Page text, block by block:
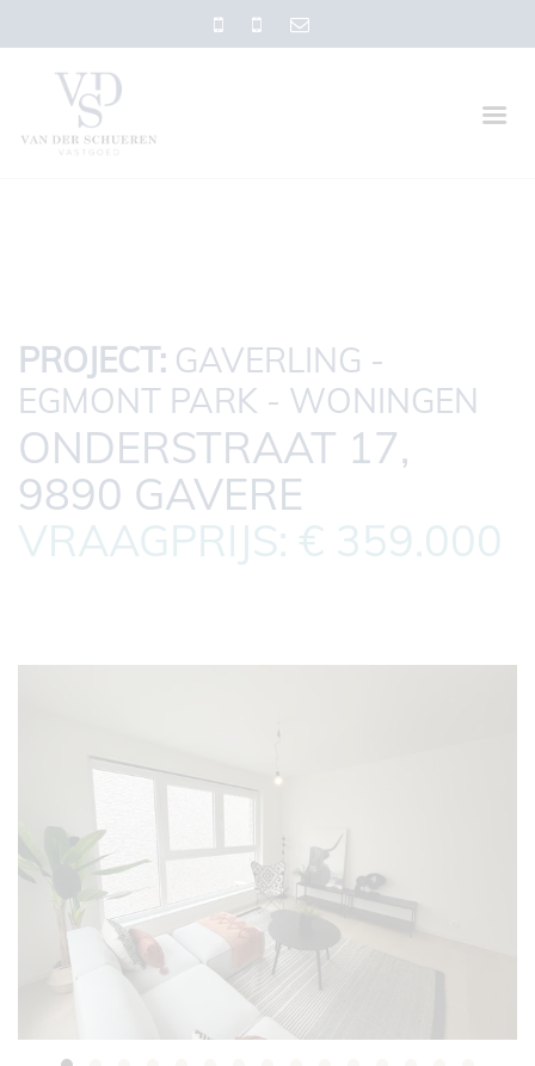
PROJECT: GAVERLING -
EGMONT PARK - WONINGEN
ONDERSTRAAT 17,
9890 GAVERE
VRAAGPRIJS: € 359.000